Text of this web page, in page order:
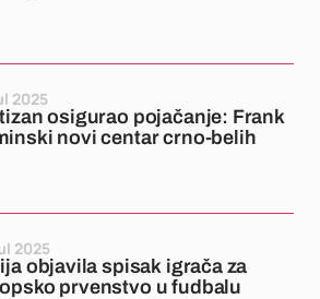
osigurao pojačanje: Frank
novi centar crno-belih
2025
objavila spisak igrača za
prvenstvo u fudbalu
2025